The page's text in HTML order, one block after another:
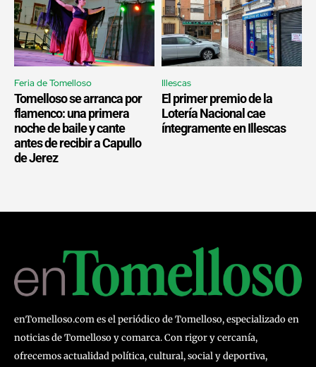
Feria de Tomelloso
Tomelloso se arranca por
flamenco: una primera
noche de baile y cante
antes de recibir a Capullo
de Jerez
Illescas
El primer premio de la
Lotería Nacional cae
íntegramente en Illescas
enTomelloso.com es el periódico de Tomelloso, especializado en
noticias de Tomelloso y comarca. Con rigor y cercanía,
ofrecemos actualidad política, cultural, social y deportiva,